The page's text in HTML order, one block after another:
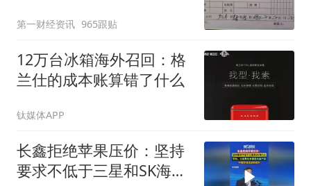
第一财经资讯 965跟贴
12万台冰箱海外召回：格
兰仕的成本账算错了什么
钛媒体APP
长鑫拒绝苹果压价：坚持
要求不低于三星和SK海力